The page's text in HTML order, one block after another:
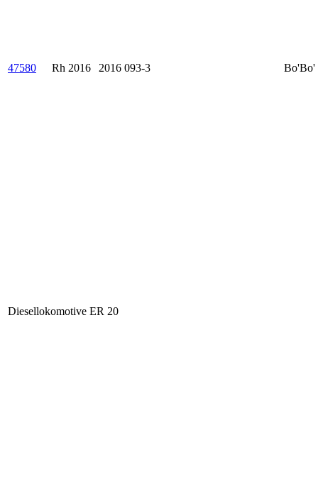
47580 Rh 2016 2016 093-3 Bo'Bo'
Diesellokomotive ER 20